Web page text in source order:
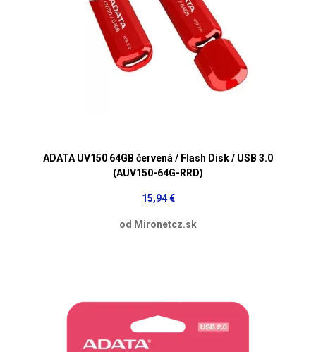
ADATA UV150 64GB červená / Flash Disk / USB 3.0
(AUV150-64G-RRD)
15,94 €
od Mironetcz.sk